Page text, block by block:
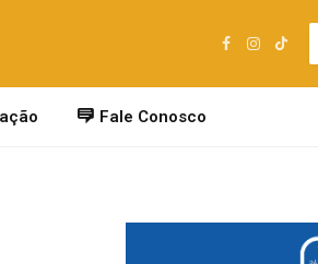
Facebook
Instagram
TikTok
Fale Conosco